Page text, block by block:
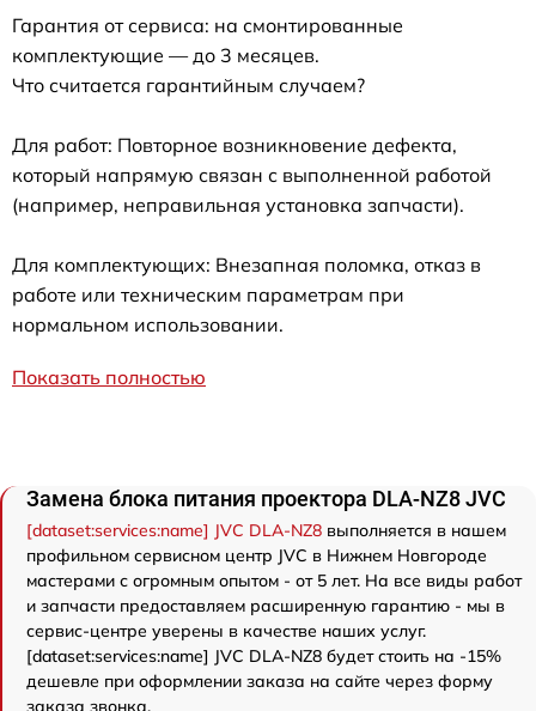
Гарантия от сервиса: на смонтированные
комплектующие — до 3 месяцев.
Что считается гарантийным случаем?
Для работ: Повторное возникновение дефекта,
который напрямую связан с выполненной работой
(например, неправильная установка запчасти).
Для комплектующих: Внезапная поломка, отказ в
работе или техническим параметрам при
нормальном использовании.
Показать полностью
Замена блока питания проектора DLA-NZ8 JVC
[dataset:services:name] JVC DLA-NZ8 выполняется в нашем
профильном сервисном центр JVC в Нижнем Новгороде
мастерами с огромным опытом - от 5 лет. На все виды работ
и запчасти предоставляем расширенную гарантию - мы в
сервис-центре уверены в качестве наших услуг.
[dataset:services:name] JVC DLA-NZ8 будет стоить на -15%
дешевле при оформлении заказа на сайте через форму
заказа звонка.